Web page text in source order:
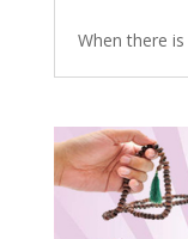
When there is